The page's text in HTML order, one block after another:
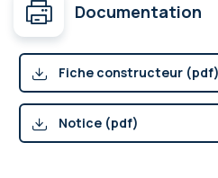
Documentation
Fiche constructeur (pdf)
Notice (pdf)